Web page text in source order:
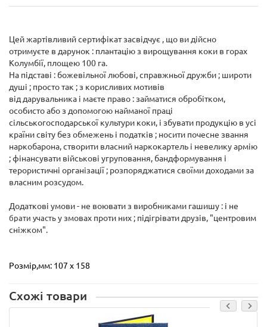
Цей жартівливий сертифікат засвідчує , що ви дійсно
отримуєте в дарунок : плантацію з вирощування коки в горах
Колумбії, площею 100 га.
На підставі : божевільної любові, справжньої дружби ; широти
душі ; просто так ; з корисливих мотивів
від дарувальника і маєте право : займатися обробітком,
особисто або з допомогою найманої праці
сільськогосподарської культури коки, і збувати продукцію в усі
країни світу без обмежень і податків ; носити почесне звання
наркобарона, створити власний наркокартель і невелику армію
; фінансувати військові угруповання, бандформування і
терористичні організації ; розпоряджатися своїми доходами за
власним розсудом.
Додаткові умови - не воювати з виробниками гашишу : і не
брати участь у змовах проти них ; підігрівати друзів, "центровим
сніжком".
Розмір,мм: 107 х 158
Схожі товари